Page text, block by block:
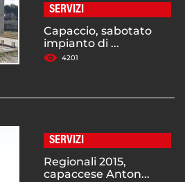
SERVIZI
Capaccio, sabotato
impianto di ...
4201
SERVIZI
Regionali 2015,
capaccese Anton...